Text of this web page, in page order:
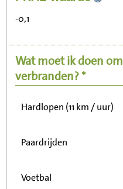
-0,1
Wat moet ik doen om
verbranden? *
Wandelen (5 km/uur)
Hardlopen (11 km / uur)
Paardrijden
Voetbal